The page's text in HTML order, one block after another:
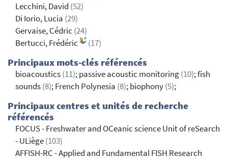
Lecchini, David (52)
Di Iorio, Lucia (29)
Gervaise, Cédric (24)
Bertucci, Frédéric
(17)
Principaux mots-clés référencés
bioacoustics(11); passive acoustic monitoring(10); fish
sounds(8); French Polynesia (8); biophony(5);
Principaux centres et unités de recherche
référencés
FOCUS - Freshwater and OCeanic science Unit of reSearch
- ULiège(103)
AFFISH-RC - Applied and Fundamental FISH Research